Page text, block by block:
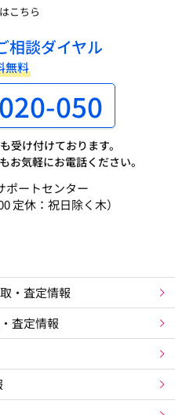
こちら
相談ダイヤル
無料
050
受け付けております。
お気軽にお電話ください。
ポートセンター
定休：祝日除く木）
・査定情報
査定情報